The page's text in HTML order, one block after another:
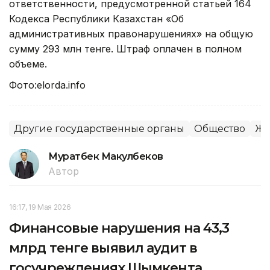
ответственности, предусмотренной статьей 164
Кодекса Республики Казахстан «Об
административных правонарушениях» на общую
сумму 293 млн тенге. Штраф оплачен в полном
объеме.
Фото:elorda.info
Другие государственные органы Общество
Муратбек Макулбеков
Автор
16:17, 19 Мая 2026
Финансовые нарушения на 43,3
млрд тенге выявил аудит в